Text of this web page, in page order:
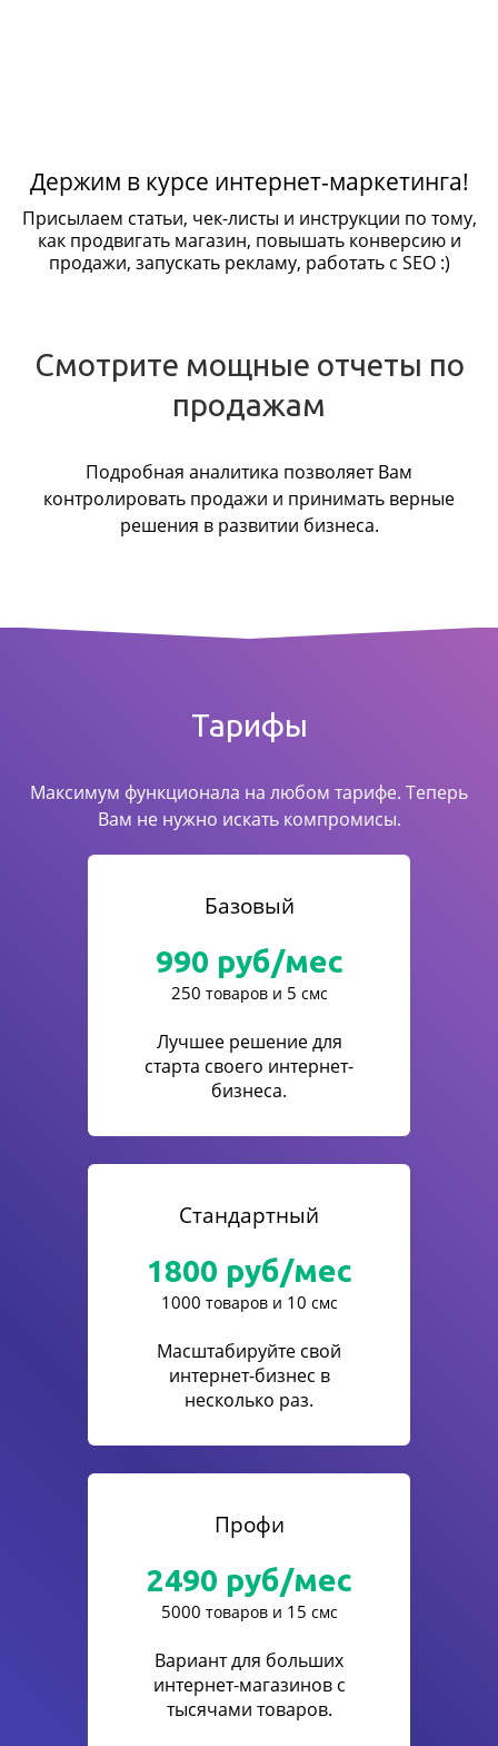
Держим в курсе интернет-маркетинга!
Присылаем статьи, чек-листы и инструкции по тому,
как продвигать магазин, повышать конверсию и
продажи, запускать рекламу, работать с SEO :)
Смотрите мощные отчеты по
продажам
Подробная аналитика позволяет Вам
контролировать продажи и принимать верные
решения в развитии бизнеса.
Тарифы
Максимум функционала на любом тарифе. Теперь
Вам не нужно искать компромисы.
Базовый
990 руб/мес
250 товаров и 5 смс
Лучшее решение для
старта своего интернет-
бизнеса.
Стандартный
1800 руб/мес
1000 товаров и 10 смс
Масштабируйте свой
интернет-бизнес в
несколько раз.
Профи
2490 руб/мес
5000 товаров и 15 смс
Вариант для больших
интернет-магазинов с
тысячами товаров.